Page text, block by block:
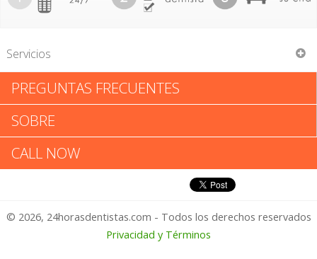
Servicios
David E Seigerman
David E Seigerman: Califica tu
Experiencia
1 – No Feliz
PREGUNTAS FRECUENTES
SOBRE
CALL NOW
© 2026, 24horasdentistas.com - Todos los derechos reservados
Privacidad y Términos